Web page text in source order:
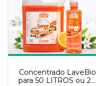
Concentrado LaveBio
para 50 LITROS ou 20